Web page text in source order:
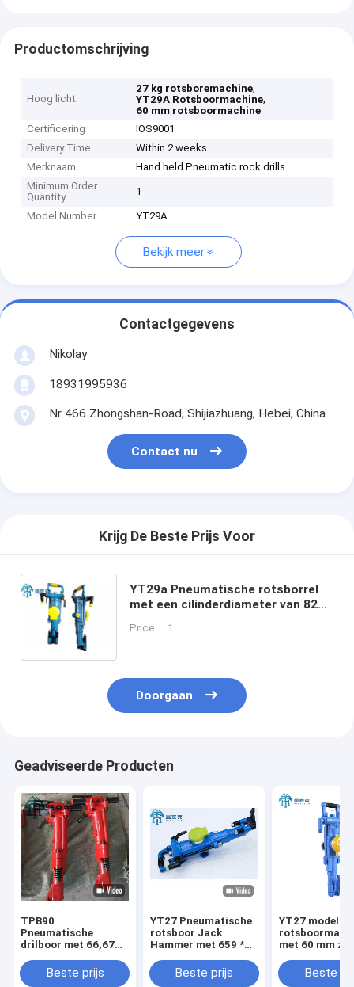
Productomschrijving
Hoog licht
27 kg rotsboremachine,
YT29A Rotsboormachine,
60 mm rotsboormachine
Certificering
IOS9001
Delivery Time
Within 2 weeks
Merknaam
Hand held Pneumatic rock drills
Minimum Order
Quantity
1
Model Number YT29A
Bekijk meer
Contactgegevens
Nikolay
18931995936
Nr 466 Zhongshan-Road, Shijiazhuang, Hebei, China
Contact nu
Krijg De Beste Prijs Voor
YT29a Pneumatische rotsborrel
met een cilinderdiameter van 82
en een luchtdruk van 0,63 MPa
Price： 1
Doorgaan
Geadviseerde Producten
TPB90
Pneumatische
drilboor met 66,67
152 mm zuigerslag
en 42 kg gewicht
Beste prijs
YT27 Pneumatische
rotsboor Jack
Hammer met 659 *
Grootte 27kgs
Gewicht en 34-45mm
Beste prijs
YT27 model
met 60 mm
boorgat
voor mijnbouw
Beste